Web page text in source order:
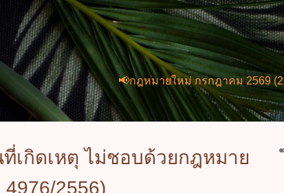
ข้ามไปที่เนื้อหาหลัก
📢กฎหมายใหม่ กรกฎาคม 2569 (2 ฉบับ) พ.ร
เกิดเหตุ ไม่ชอบด้วยกฎหมาย
2556)